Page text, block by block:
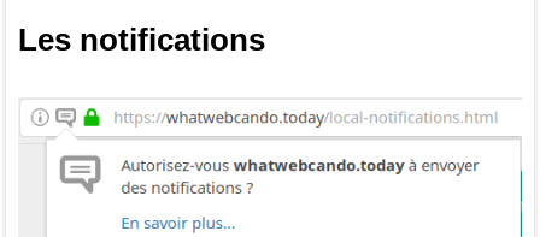
Les notifications